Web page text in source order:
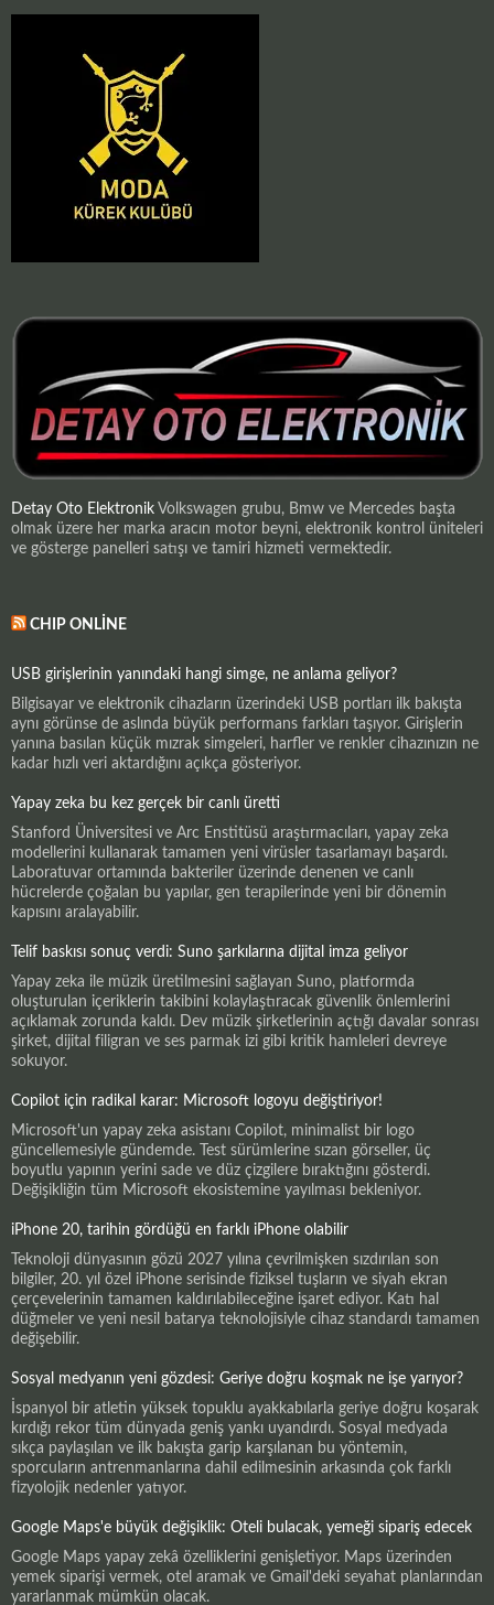
Detay Oto Elektronik Volkswagen grubu, Bmw ve Mercedes başta
olmak üzere her marka aracın motor beyni, elektronik kontrol üniteleri
ve gösterge panelleri satışı ve tamiri hizmeti vermektedir.
CHIP ONLINE
USB girişlerinin yanındaki hangi simge, ne anlama geliyor?
Bilgisayar ve elektronik cihazların üzerindeki USB portları ilk bakışta
aynı görünse de aslında büyük performans farkları taşıyor. Girişlerin
yanına basılan küçük mızrak simgeleri, harfler ve renkler cihazınızın ne
kadar hızlı veri aktardığını açıkça gösteriyor.
Yapay zeka bu kez gerçek bir canlı üretti
Stanford Üniversitesi ve Arc Enstitüsü araştırmacıları, yapay zeka
modellerini kullanarak tamamen yeni virüsler tasarlamayı başardı.
Laboratuvar ortamında bakteriler üzerinde denenen ve canlı
hücrelerde çoğalan bu yapılar, gen terapilerinde yeni bir dönemin
kapısını aralayabilir.
Telif baskısı sonuç verdi: Suno şarkılarına dijital imza geliyor
Yapay zeka ile müzik üretilmesini sağlayan Suno, platformda
oluşturulan içeriklerin takibini kolaylaştıracak güvenlik önlemlerini
açıklamak zorunda kaldı. Dev müzik şirketlerinin açtığı davalar sonrası
şirket, dijital filigran ve ses parmak izi gibi kritik hamleleri devreye
sokuyor.
Copilot için radikal karar: Microsoft logoyu değiştiriyor!
Microsoft'un yapay zeka asistanı Copilot, minimalist bir logo
güncellemesiyle gündemde. Test sürümlerine sızan görseller, üç
boyutlu yapının yerini sade ve düz çizgilere bıraktığını gösterdi.
Değişikliğin tüm Microsoft ekosistemine yayılması bekleniyor.
iPhone 20, tarihin gördüğü en farklı iPhone olabilir
Teknoloji dünyasının gözü 2027 yılına çevrilmişken sızdırılan son
bilgiler, 20. yıl özel iPhone serisinde fiziksel tuşların ve siyah ekran
çerçevelerinin tamamen kaldırılabileceğine işaret ediyor. Katı hal
düğmeler ve yeni nesil batarya teknolojisiyle cihaz standardı tamamen
değişebilir.
Sosyal medyanın yeni gözdesi: Geriye doğru koşmak ne işe yarıyor?
İspanyol bir atletin yüksek topuklu ayakkabılarla geriye doğru koşarak
kırdığı rekor tüm dünyada geniş yankı uyandırdı. Sosyal medyada
sıkça paylaşılan ve ilk bakışta garip karşılanan bu yöntemin,
sporcuların antrenmanlarına dahil edilmesinin arkasında çok farklı
fizyolojik nedenler yatıyor.
Google Maps'e büyük değişiklik: Oteli bulacak, yemeği sipariş edecek
Google Maps yapay zekâ özelliklerini genişletiyor. Maps üzerinden
yemek siparişi vermek, otel aramak ve Gmail'deki seyahat planlarından
yararlanmak mümkün olacak.